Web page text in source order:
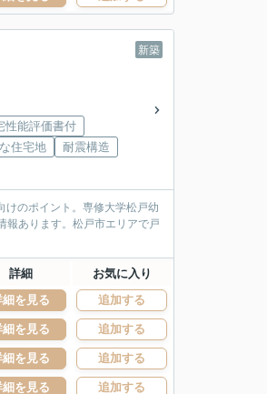
新築
性能評価書付
住宅地
耐震構造
けのポイント。専修大学松戸幼
報あります。松戸市エリアで戸
詳細 お気に入り
細を見る 追加する
細を見る 追加する
細を見る 追加する
細を見る 追加する